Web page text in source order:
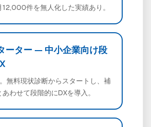
12,000件を無人化した実績あり。
ーター — 中小企業向け段
無料現状診断からスタートし、補
わせて段階的にDXを導入。